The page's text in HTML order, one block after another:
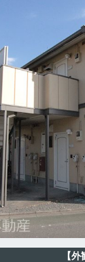
【外